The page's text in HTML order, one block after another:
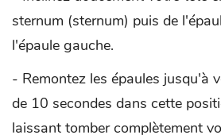
sternum (sternum) puis de
l'épaule gauche.
- Remontez les épaules jusqu'à
de 10 secondes dans cette
laissant tomber complètement